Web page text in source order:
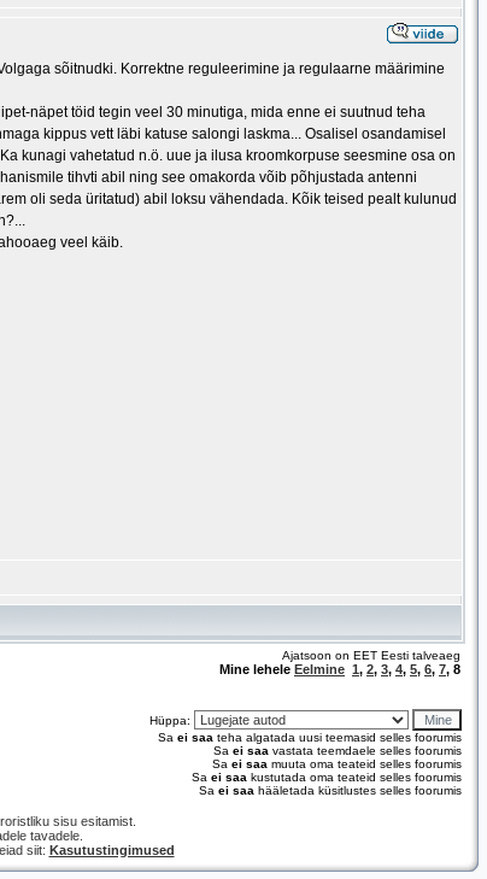
sõitnudki. Korrektne reguleerimine ja regulaarne määrimine
näpet töid tegin veel 30 minutiga, mida enne ei suutnud teha
kippus vett läbi katuse salongi laskma... Osalisel osandamisel
kunagi vahetatud n.ö. uue ja ilusa kroomkorpuse seesmine osa on
tihvti abil ning see omakorda võib põhjustada antenni
oli seda üritatud) abil loksu vähendada. Kõik teised pealt kulunud
veel käib.
Ajatsoon on EET Eesti talveaeg
Mine lehele Eelmine 1, 2, 3, 4, 5, 6, 7, 8
Hüppa:
Sa ei saa teha algatada uusi teemasid selles foorumis
Sa ei saa vastata teemdaele selles foorumis
Sa ei saa muuta oma teateid selles foorumis
Sa ei saa kustutada oma teateid selles foorumis
Sa ei saa hääletada küsitlustes selles foorumis
sisu esitamist.
tavadele.
siit: Kasutustingimused